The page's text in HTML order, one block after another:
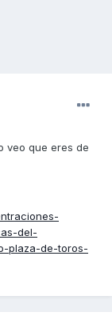
veo que eres de
del-
plaza-de-toros-